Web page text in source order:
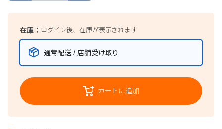
在庫： ログイン後、在庫が表示されます
通常配送 / 店舗受け取り
カートに追加